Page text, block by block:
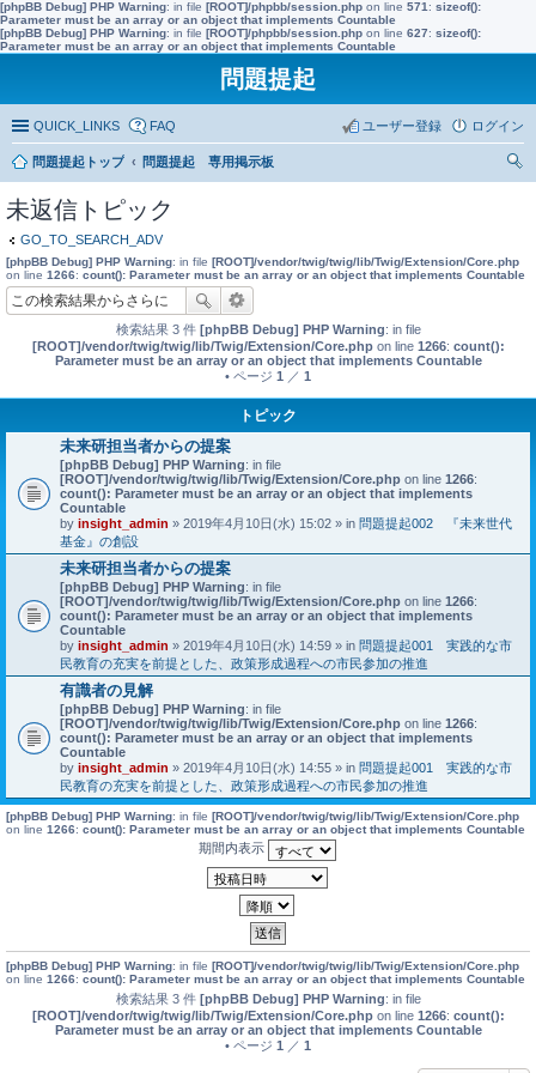
[phpBB Debug] PHP Warning: in file [ROOT]/phpbb/session.php on line 571 : sizeof():
Parameter must be an array or an object that implements Countable
[phpBB Debug] PHP Warning: in file [ROOT]/phpbb/session.php on line 627: sizeof():
Parameter must be an array or an object that implements Countable
問題提起
QUICK_LINKS FAQ ログイン
ユーザー登録
問題提起トップ
問題提起 専用掲示板
未返信トピック
GO_TO_SEARCH_ADV
[phpBB Debug] PHP Warning: in file [ROOT]/vendor/twig/twig/lib/Twig/Extension/Core.php
on line 1266: count(): Parameter must be an array or an object that implements Countable
検索結果 3 件 [phpBB Debug] PHP Warning: in file
[ROOT]/vendor/twig/twig/lib/Twig/Extension/Core.phpon line 1266: count():
Parameter must be an array or an object that implements Countable
• ページ 1 ／ 1
トピック
未来研担当者からの提案
[phpBB Debug] PHP Warning: in file
[ROOT]/vendor/twig/twig/lib/Twig/Extension/Core.php on line 1266:
count(): Parameter must be an array or an object that implements
Countable
by insight_admin » 2019年4月10日(水) 15:02 » in 問題提起002 『未来世代
基金』の創設
未来研担当者からの提案
[phpBB Debug] PHP Warning: in file
[ROOT]/vendor/twig/twig/lib/Twig/Extension/Core.php on line 1266:
count(): Parameter must be an array or an object that implements
Countable
by insight_admin » 2019年4月10日(水) 14:59 » in 問題提起001 実践的な市
民教育の充実を前提とした、政策形成過程への市民参加の推進
有識者の見解
[phpBB Debug] PHP Warning: in file
[ROOT]/vendor/twig/twig/lib/Twig/Extension/Core.php on line 1266:
count(): Parameter must be an array or an object that implements
Countable
by insight_admin » 2019年4月10日(水) 14:55 » in 問題提起001 実践的な市
民教育の充実を前提とした、政策形成過程への市民参加の推進
[phpBB Debug] PHP Warning: in file [ROOT]/vendor/twig/twig/lib/Twig/Extension/Core.php
on line 1266: count(): Parameter must be an array or an object that implements Countable
期間内表示
[phpBB Debug] PHP Warning: in file [ROOT]/vendor/twig/twig/lib/Twig/Extension/Core.php
on line 1266: count(): Parameter must be an array or an object that implements Countable
検索結果 3 件 [phpBB Debug] PHP Warning: in file
[ROOT]/vendor/twig/twig/lib/Twig/Extension/Core.phpon line 1266: count():
Parameter must be an array or an object that implements Countable
• ページ 1 ／ 1